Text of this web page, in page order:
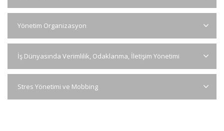
Yönetim Organizasyon
İş Dünyasında Verimlilik, Odaklanma, İletişim Yönetimi
Stres Yönetimi ve Mobbing